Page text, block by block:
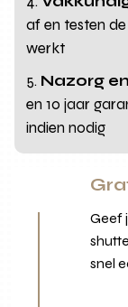
af en testen
werkt
Nazorg
en 10 jaar
indien nodig
Geef
snel